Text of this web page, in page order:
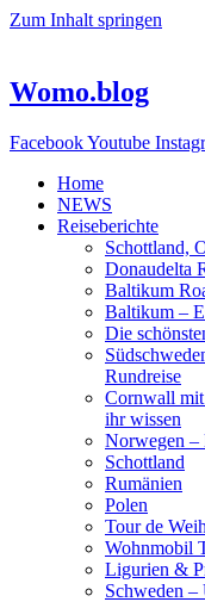
Zum Inhalt springen
Womo.blog
FacebookYoutube
Home
NEWS
Reiseberichte
Schottland,
Donaudelta
Baltikum
Baltikum –
Die
Rundreise
Cornwall mit
ihr wissen
Norwegen –
Schottland
Rumänien
Polen
Tour de
Wohnmobil
Ligurien &
Schweden